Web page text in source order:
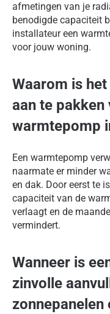
afmetingen van je
benodigde capaciteit
installateur een
voor jouw woning.
Waarom is
aan te
warmtepomp
Een warmtepomp
naarmate er minder
en dak. Door eerst te
capaciteit van de
verlaagt en de
vermindert.
Wanneer is
zinvolle
zonnepanelen